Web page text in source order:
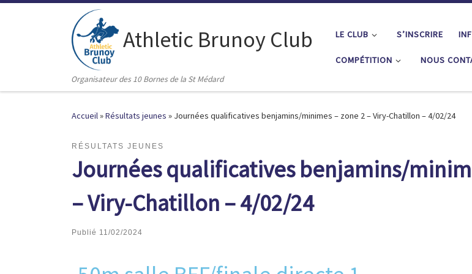
Passer au contenu
Athletic Brunoy Club
Organisateur des 10 Bornes de la St Médard
LE CLUB S’INSCRIRE
COMPÉTITION NOUS
Accueil»Résultats jeunes » Journées qualificatives benjamins/minimes – zone 2 – Viry-Chatillon – 4/02/24
RÉSULTATS JEUNES
Journées qualificatives benjamins/
– Viry-Chatillon – 4/02/24
Publié 11/02/2024